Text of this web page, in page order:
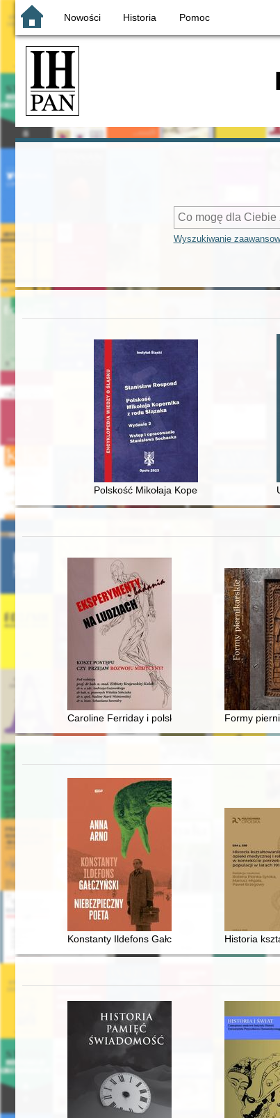
Nowości Historia Pomoc
Wyszukiwanie
Polskość Mikołaja Kopernika z rodu
Caroline Ferriday i polskie króliki z Formy
Konstanty Ildefons Gałczyński : niebezpieczny
Historia